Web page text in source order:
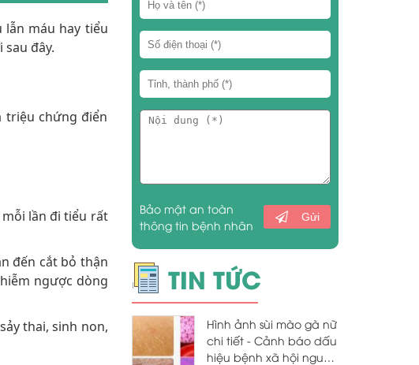
máu hay tiểu
đây.
triệu chứng điển
lần đi tiểu rất
đến cắt bỏ thận
ngược dòng
thai, sinh non,
Bảo mật an toàn
thông tin bệnh nhân
Gửi
TIN TỨC
Hình ảnh sùi mào gà nữ
chi tiết - Cảnh báo dấu
hiệu bệnh xã hội nguy